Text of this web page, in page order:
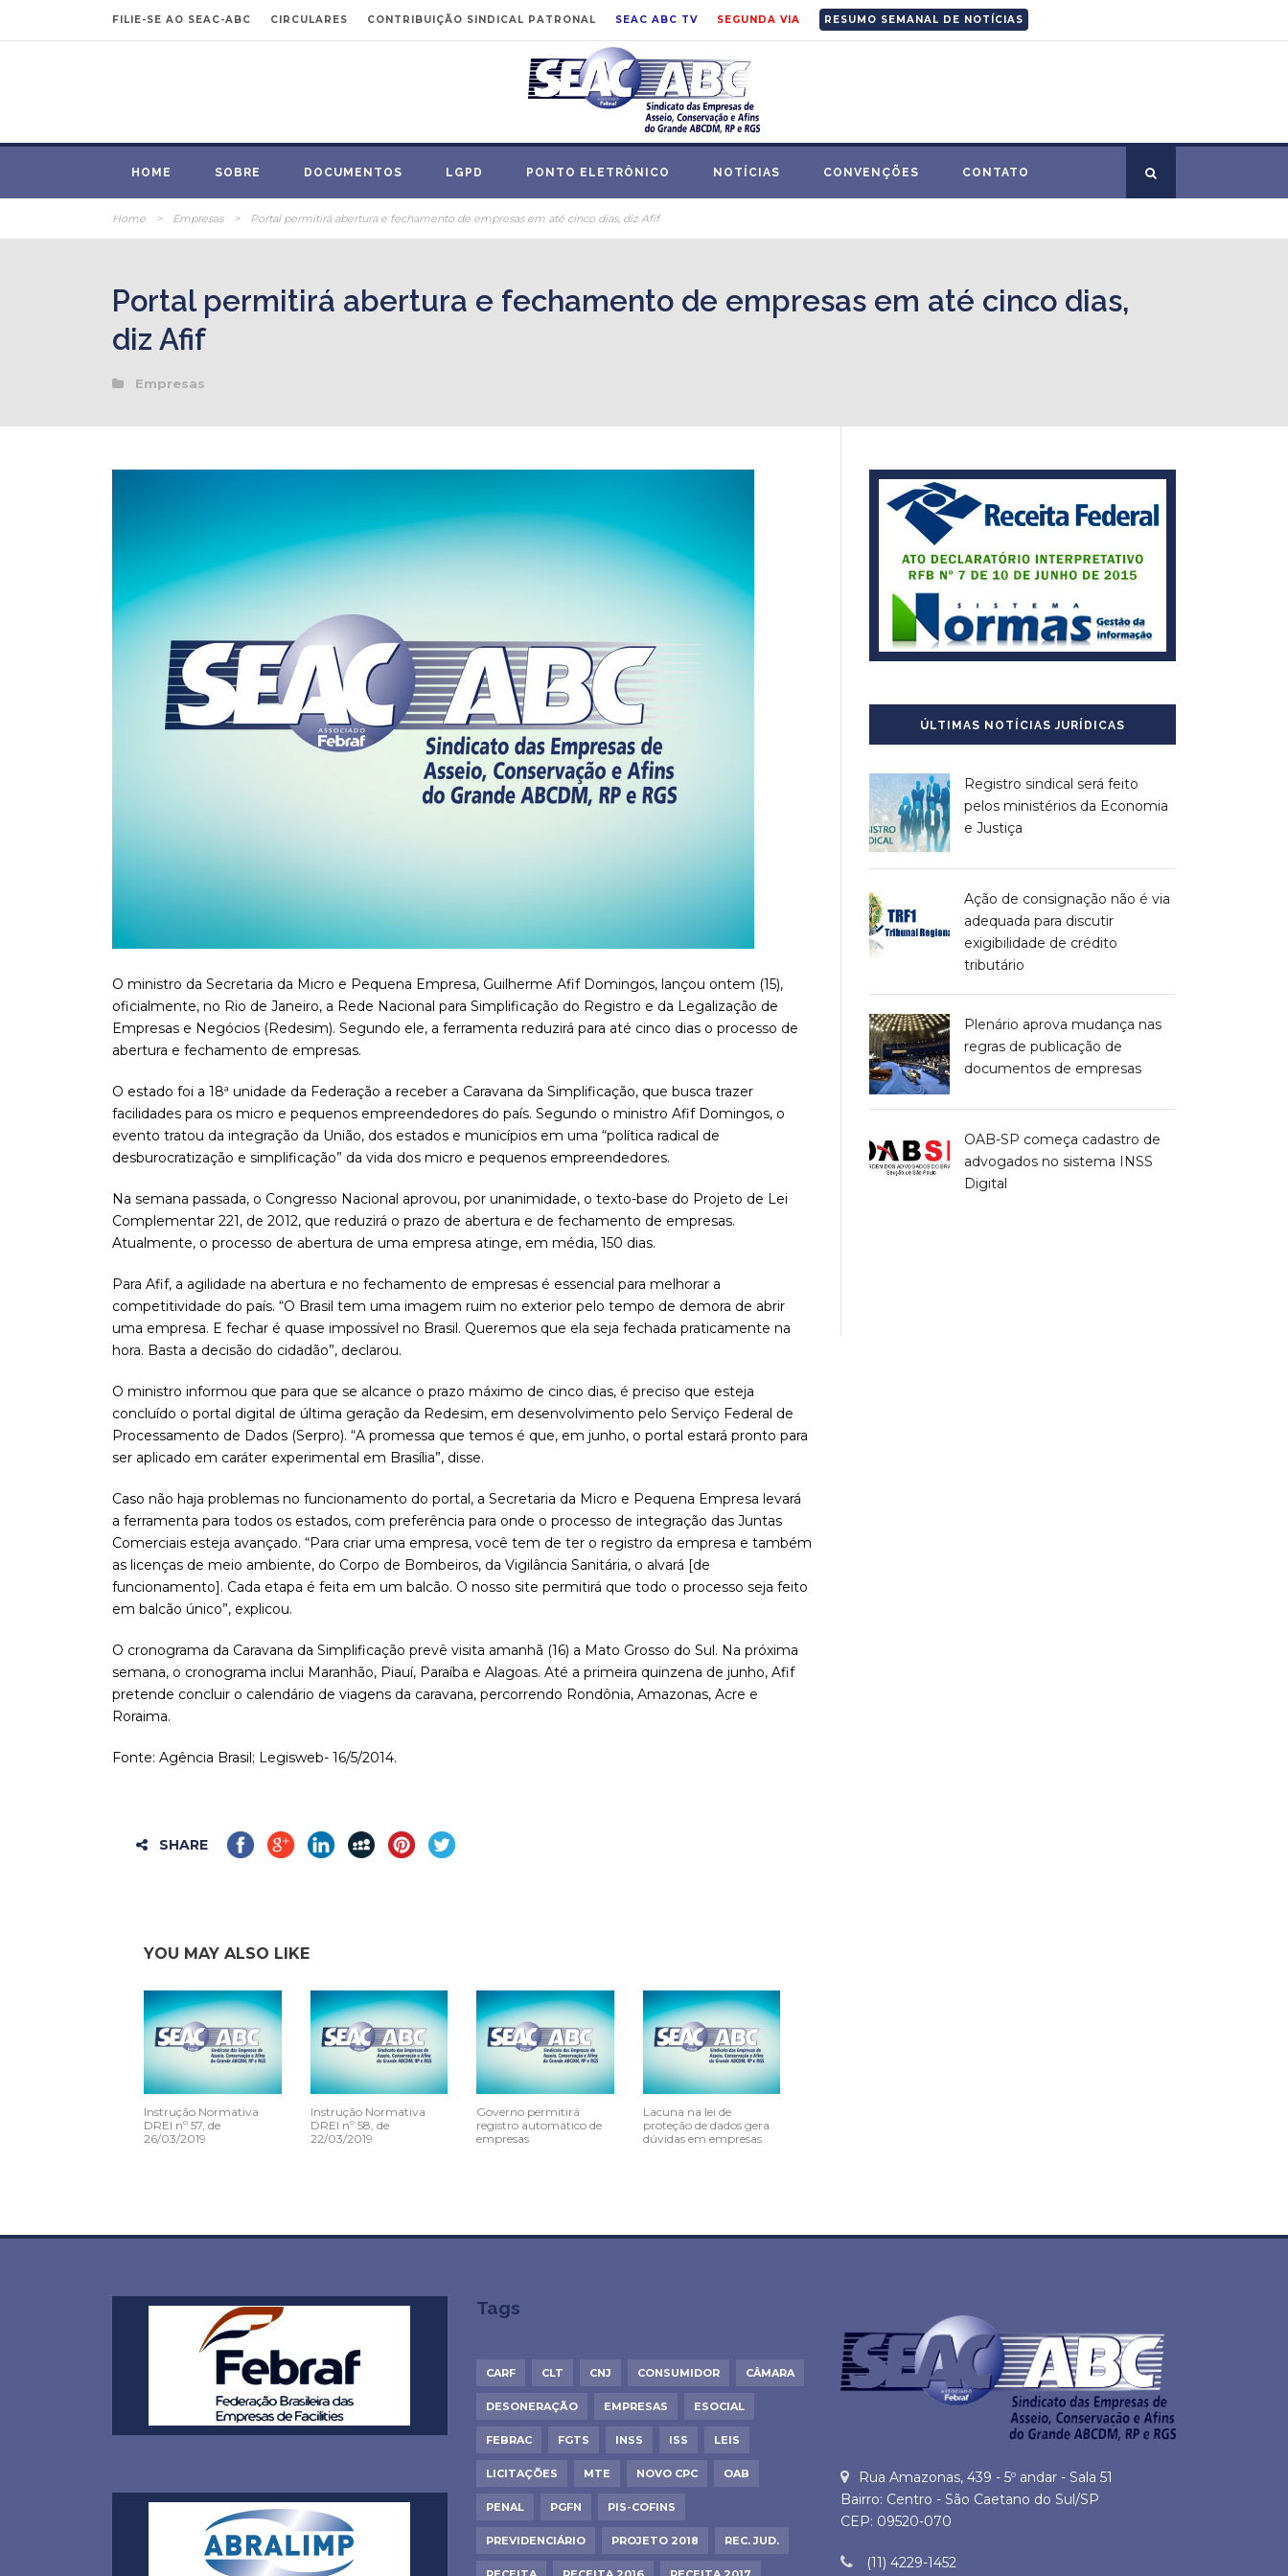
FILIE-SE AO SEAC-ABC CIRCULARES CONTRIBUIÇÃO SINDICAL PATRONAL SEAC ABC TV SEGUNDA VIA RESUMO SEMANAL DE NOTÍCIAS
HOME SOBRE DOCUMENTOS LGPD PONTO ELETRÔNICO NOTÍCIAS CONVENÇÕES CONTATO
Home > Empresas > Portal permitirá abertura e fechamento de empresas em até cinco dias, diz Afif
Portal permitirá abertura e fechamento de empresas em até cinco dias,
diz Afif
Empresas
O ministro da Secretaria da Micro e Pequena Empresa, Guilherme Afif Domingos, lançou ontem (15),
oficialmente, no Rio de Janeiro, a Rede Nacional para Simplificação do Registro e da Legalização de
Empresas e Negócios (Redesim). Segundo ele, a ferramenta reduzirá para até cinco dias o processo de
abertura e fechamento de empresas.
O estado foi a 18ª unidade da Federação a receber a Caravana da Simplificação, que busca trazer
facilidades para os micro e pequenos empreendedores do país. Segundo o ministro Afif Domingos, o
evento tratou da integração da União, dos estados e municípios em uma “política radical de
desburocratização e simplificação” da vida dos micro e pequenos empreendedores.
Na semana passada, o Congresso Nacional aprovou, por unanimidade, o texto-base do Projeto de Lei
Complementar 221, de 2012, que reduzirá o prazo de abertura e de fechamento de empresas.
Atualmente, o processo de abertura de uma empresa atinge, em média, 150 dias.
Para Afif, a agilidade na abertura e no fechamento de empresas é essencial para melhorar a
competitividade do país. “O Brasil tem uma imagem ruim no exterior pelo tempo de demora de abrir
uma empresa. E fechar é quase impossível no Brasil. Queremos que ela seja fechada praticamente na
hora. Basta a decisão do cidadão”, declarou.
O ministro informou que para que se alcance o prazo máximo de cinco dias, é preciso que esteja
concluído o portal digital de última geração da Redesim, em desenvolvimento pelo Serviço Federal de
Processamento de Dados (Serpro). “A promessa que temos é que, em junho, o portal estará pronto para
ser aplicado em caráter experimental em Brasília”, disse.
Caso não haja problemas no funcionamento do portal, a Secretaria da Micro e Pequena Empresa levará
a ferramenta para todos os estados, com preferência para onde o processo de integração das Juntas
Comerciais esteja avançado. “Para criar uma empresa, você tem de ter o registro da empresa e também
as licenças de meio ambiente, do Corpo de Bombeiros, da Vigilância Sanitária, o alvará [de
funcionamento]. Cada etapa é feita em um balcão. O nosso site permitirá que todo o processo seja feito
em balcão único”, explicou.
O cronograma da Caravana da Simplificação prevê visita amanhã (16) a Mato Grosso do Sul. Na próxima
semana, o cronograma inclui Maranhão, Piauí, Paraíba e Alagoas. Até a primeira quinzena de junho, Afif
pretende concluir o calendário de viagens da caravana, percorrendo Rondônia, Amazonas, Acre e
Roraima.
Fonte: Agência Brasil; Legisweb- 16/5/2014.
SHARE
YOU MAY ALSO LIKE
Instrução Normativa
DREI nº 57, de
26/03/2019
Instrução Normativa
DREI nº 58, de
22/03/2019
Governo permitirá
registro automático de
empresas
Lacuna na lei de
proteção de dados gera
dúvidas em empresas
ÚLTIMAS NOTÍCIAS JURÍDICAS
Registro sindical será feito
pelos ministérios da Economia
e Justiça
Ação de consignação não é via
adequada para discutir
exigibilidade de crédito
tributário
Plenário aprova mudança nas
regras de publicação de
documentos de empresas
OAB-SP começa cadastro de
advogados no sistema INSS
Digital
Tags
CARF CLT CNJ CONSUMIDOR CÂMARA
DESONERAÇÃO EMPRESAS ESOCIAL
FEBRAC FGTS INSS ISS LEIS
LICITAÇÕES MTE NOVO CPC OAB
PENAL PGFN PIS-COFINS
PREVIDENCIÁRIO PROJETO 2018 REC. JUD.
Rua Amazonas, 439 - 5º andar - Sala 51
Bairro: Centro - São Caetano do Sul/SP
CEP: 09520-070
(11) 4229-1452